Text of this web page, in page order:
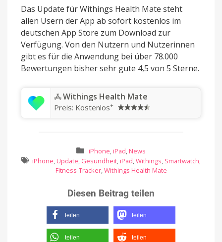
Das Update für Withings Health Mate steht
allen Usern der App ab sofort kostenlos im
deutschen App Store zum Download zur
Verfügung. Von den Nutzern und Nutzerinnen
gibt es für die Anwendung bei über 78.000
Bewertungen bisher sehr gute 4,5 von 5 Sterne.
‎Withings Health Mate
Preis: Kostenlos+
iPhone, iPad, News
iPhone, Update, Gesundheit, iPad,Withings, Smartwatch,
Fitness-Tracker,Withings Health Mate
Diesen Beitrag teilen
teilen teilen
teilen teilen